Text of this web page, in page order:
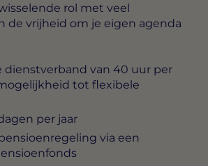
rol met veel
de vrijheid om je eigen agenda
dienstverband van 40 uur per
tot flexibele
per jaar
via een